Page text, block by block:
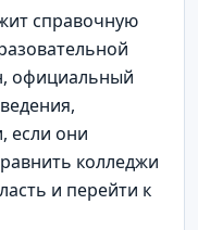
справочную
официальный
если они
колледжи
и перейти к